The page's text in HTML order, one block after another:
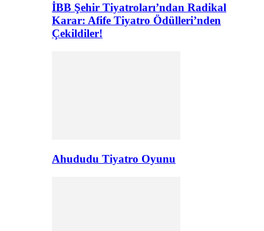
İBB Şehir Tiyatroları’ndan Radikal
Karar: Afife Tiyatro Ödülleri’nden
Çekildiler!
Ahududu Tiyatro Oyunu